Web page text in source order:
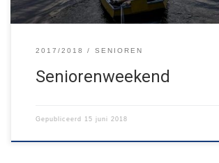
2017/2018 SENIOREN
Seniorenweekend
Gepubliceerd 15 juni 2018